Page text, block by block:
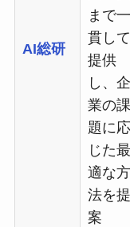
AI総研
まで一
貫して
提供
し、企
業の課
題に応
じた最
適な方
法を提
案